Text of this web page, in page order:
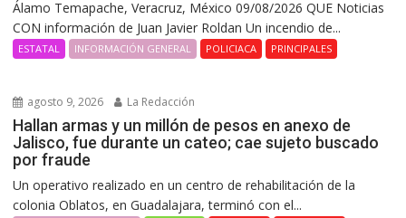
Álamo Temapache, Veracruz, México 09/08/2026 QUE Noticias
CON información de Juan Javier Roldan Un incendio de...
ESTATAL INFORMACIÓN GENERAL POLICIACA PRINCIPALES
agosto 9, 2026 La Redacción
Hallan armas y un millón de pesos en anexo de
Jalisco, fue durante un cateo; cae sujeto buscado
por fraude
Un operativo realizado en un centro de rehabilitación de la
colonia Oblatos, en Guadalajara, terminó con el...